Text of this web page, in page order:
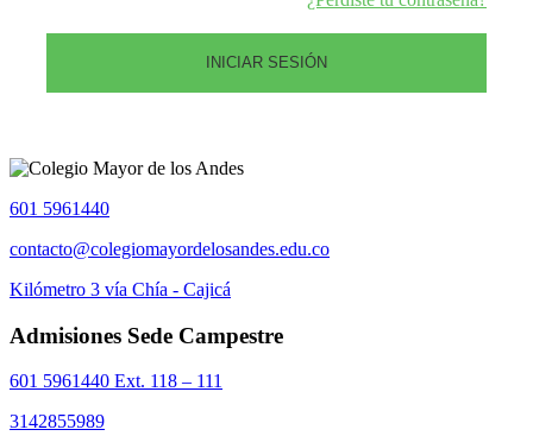
601 5961440
contacto@colegiomayordelosandes.edu.co
Kilómetro 3 vía Chía - Cajicá
Admisiones Sede Campestre
601 5961440 Ext. 118 – 111
3142855989